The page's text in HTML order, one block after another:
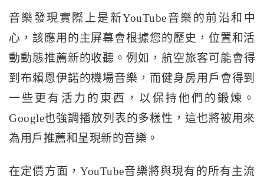
音樂發現實際上是新YouTube音樂的前沿和中
心，該應用的主屏幕會根據您的歷史，位置和活
動動態推薦新的收聽。例如，航空旅客可能會得
到布賴恩伊諾的機場音樂，而健身房用戶會得到
一些更有活力的東西，以保持他們的鍛煉。
Google也強調播放列表的多樣性，這也將被用來
為用戶推薦和呈現新的音樂。
在定價方面，YouTube音樂將與現有的所有主流